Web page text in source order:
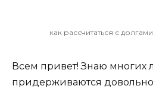
как рассчитаться с долгами
Всем привет! Знаю многих
придерживаются